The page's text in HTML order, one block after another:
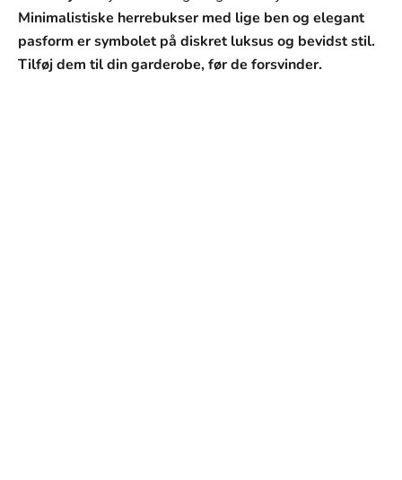
Minimalistiske herrebukser med lige ben og elegant
pasform er symbolet på diskret luksus og bevidst stil.
Tilføj dem til din garderobe, før de forsvinder.